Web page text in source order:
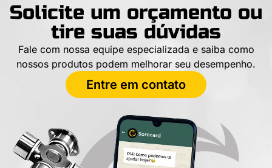
Solicite um orçamento ou
tire suas dúvidas
Fale com nossa equipe especializada e saiba como
nossos produtos podem melhorar seu desempenho.
Entre em contato